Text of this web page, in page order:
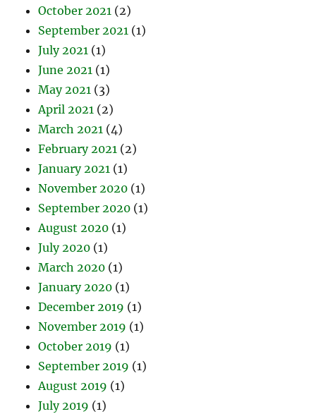
October 2021 (2)
September 2021 (1)
July 2021 (1)
June 2021 (1)
May 2021 (3)
April 2021 (2)
March 2021 (4)
February 2021 (2)
January 2021 (1)
November 2020 (1)
September 2020 (1)
August 2020 (1)
July 2020 (1)
March 2020 (1)
January 2020 (1)
December 2019 (1)
November 2019 (1)
October 2019 (1)
September 2019 (1)
August 2019 (1)
July 2019 (1)